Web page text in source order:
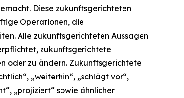
Diese zukunftsgerichteten
Operationen, die
Alle zukunftsgerichteten Aussagen
zukunftsgerichtete
oder zu ändern. Zukunftsgerichtete
„weiterhin“, „schlägt vor“,
„projiziert“ sowie ähnlicher